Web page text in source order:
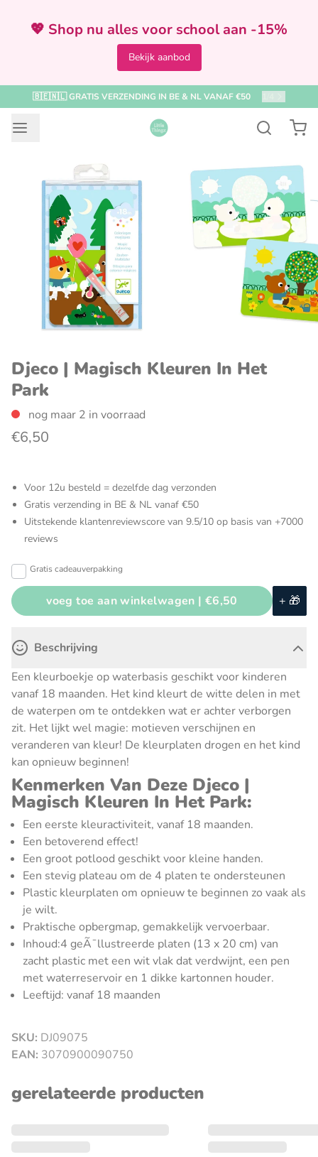
💖 Shop nu alles voor school aan -15%
Bekijk aanbod
🇧🇪🇳🇱 GRATIS VERZENDING IN BE & NL VANAF €50
Djeco | Magisch Kleuren In Het
Park
nog maar 2 in voorraad
€6,50
Voor 12u besteld = dezelfde dag verzonden
Gratis verzending in BE & NL vanaf €50
Uitstekende klantenreviewscore van 9.5/10 op basis van +7000
reviews
Gratis cadeauverpakking
voeg toe aan winkelwagen | €6,50 + 🎁
Beschrijving
Een kleurboekje op waterbasis geschikt voor kinderen
vanaf 18 maanden. Het kind kleurt de witte delen in met
de waterpen om te ontdekken wat er achter verborgen
zit. Het lijkt wel magie: motieven verschijnen en
veranderen van kleur! De kleurplaten drogen en het kind
kan opnieuw beginnen!
Kenmerken Van Deze Djeco |
Magisch Kleuren In Het Park:
Een eerste kleuractiviteit, vanaf 18 maanden.
Een betoverend effect!
Een groot potlood geschikt voor kleine handen.
Een stevig plateau om de 4 platen te ondersteunen
Plastic kleurplaten om opnieuw te beginnen zo vaak als
je wilt.
Praktische opbergmap, gemakkelijk vervoerbaar.
Inhoud:4 geÃ¯llustreerde platen (13 x 20 cm) van
zacht plastic met een wit vlak dat verdwijnt, een pen
met waterreservoir en 1 dikke kartonnen houder.
Leeftijd: vanaf 18 maanden
SKU: DJ09075
EAN: 3070900090750
gerelateerde producten